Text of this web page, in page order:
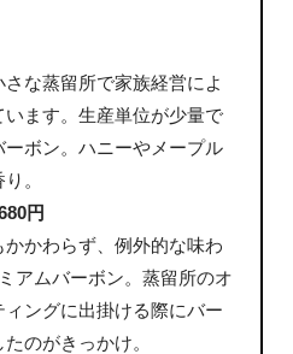
な蒸留所で家族経営によ
ます。生産単位が少量で
ボン。ハニーやメープル
。
円
かわらず、例外的な味わ
アムバーボン。蒸留所のオ
ングに出掛ける際にバー
のがきっかけ。